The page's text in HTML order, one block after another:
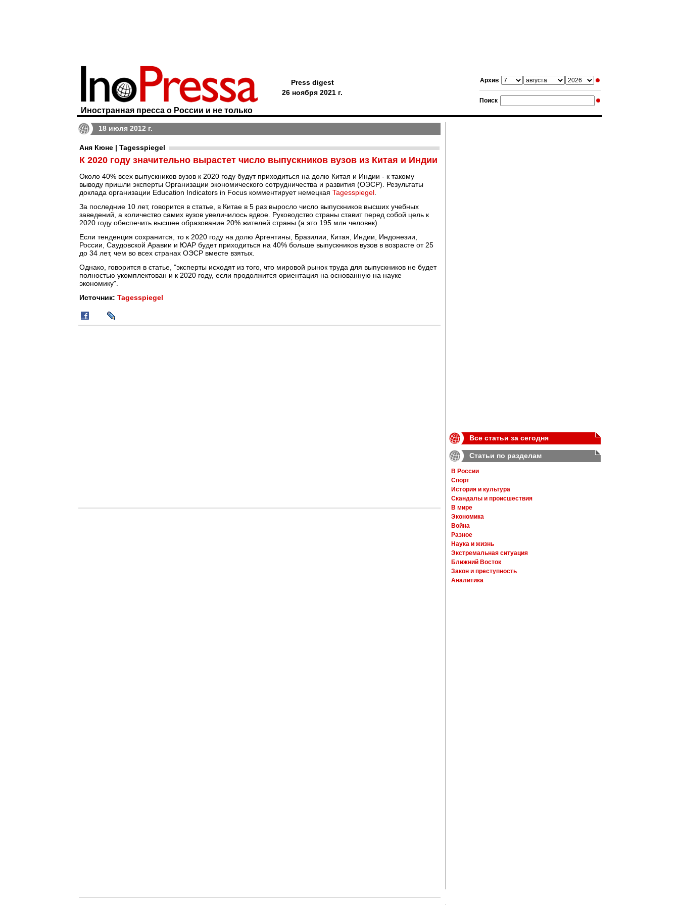
Архив
Поиск
Иностранная пресса о России и не только
Press digest
26 ноября 2021 г.
18 июля 2012 г.
Аня Кюне | Tagesspiegel
К 2020 году значительно вырастет число выпускников вузов из Китая и Индии
Около 40% всех выпускников вузов к 2020 году будут приходиться на долю Китая и Индии - к такому
выводу пришли эксперты Организации экономического сотрудничества и развития (ОЭСР). Результаты
доклада организации Education Indicators in Focus комментирует немецкая Tagesspiegel
За последние 10 лет, говорится в статье, в Китае в 5 раз выросло число выпускников высших учебных
заведений, а количество самих вузов увеличилось вдвое. Руководство страны ставит перед собой цель к
2020 году обеспечить высшее образование 20% жителей страны (а это 195 млн человек).
Если тенденция сохранится, то к 2020 году на долю Аргентины, Бразилии, Китая, Индии, Индонезии,
России, Саудовской Аравии и ЮАР будет приходиться на 40% больше выпускников вузов в возрасте от 25
до 34 лет, чем во всех странах ОЭСР вместе взятых.
Однако, говорится в статье, "эксперты исходят из того, что мировой рынок труда для выпускников не будет
полностью укомплектован и к 2020 году, если продолжится ориентация на основанную на науке
экономику".
Источник: Tagesspiegel
Все статьи за сегодня
Статьи по разделам
В России
Спорт
История и культура
Скандалы и происшествия
В мире
Экономика
Война
Разное
Наука и жизнь
Экстремальная ситуация
Ближний Восток
Закон и преступность
Аналитика